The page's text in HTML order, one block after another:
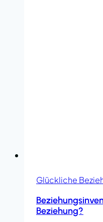
Glückliche
Beziehung?